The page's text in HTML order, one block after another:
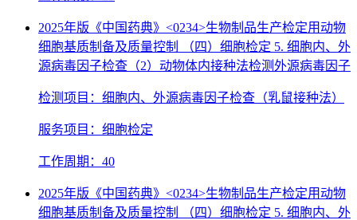
2025年版《中国药典》<0234>生物制品生产检定用动物
细胞基质制备及质量控制 （四）细胞检定 5. 细胞内、外
源病毒因子检查（2）动物体内接种法检测外源病毒因子
检测项目：细胞内、外源病毒因子检查（乳鼠接种法）
服务项目：细胞检定
工作周期：40
2025年版《中国药典》<0234>生物制品生产检定用动物
细胞基质制备及质量控制 （四）细胞检定 5. 细胞内、外